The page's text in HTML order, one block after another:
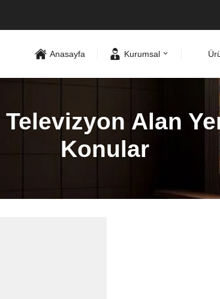
Anasayfa Kurumsal
Alan
Konular